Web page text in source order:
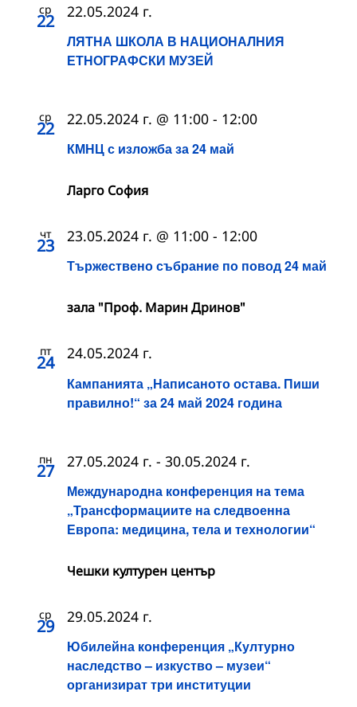
ср
22
ЛЯТНА ШКОЛА В НАЦИОНАЛНИЯ
ЕТНОГРАФСКИ МУЗЕЙ
22.05.2024 г.
ср
22
КМНЦ с изложба за 24 май
22.05.2024 г. @ 11:00 - 12:00
Ларго София
чт
23
Тържествено събрание по повод 24 май
23.05.2024 г. @ 11:00 - 12:00
зала "Проф. Марин Дринов"
пт
24
Кампанията „Написаното остава. Пиши
правилно!“ за 24 май 2024 година
24.05.2024 г.
пн
27
Международна конференция на тема
„Трансформациите на следвоенна
Европа: медицина, тела и технологии“
27.05.2024 г. - 30.05.2024 г.
Чешки културен център
ср
29
Юбилейна конференция „Културно
наследство – изкуство – музеи“
организират три институции
29.05.2024 г.